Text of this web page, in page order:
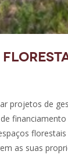
projetos de
as suas